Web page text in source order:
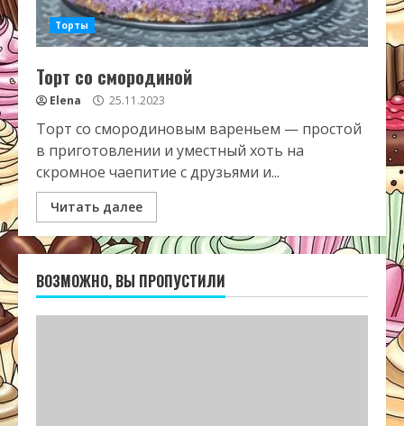
Торты
Торт со смородиной
Elena 25.11.2023
Торт со смородиновым вареньем — простой
в приготовлении и уместный хоть на
скромное чаепитие с друзьями и...
Читать далее
ВОЗМОЖНО, ВЫ ПРОПУСТИЛИ